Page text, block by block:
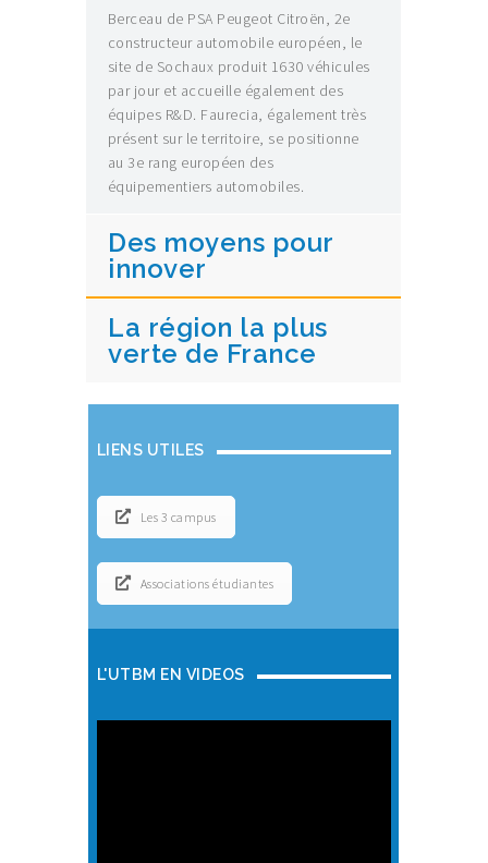
Berceau de PSA Peugeot Citroën, 2e
constructeur automobile européen, le
site de Sochaux produit 1630 véhicules
par jour et accueille également des
équipes R&D. Faurecia, également très
présent sur le territoire, se positionne
au 3e rang européen des
équipementiers automobiles.
Des moyens pour
innover
La région la plus
verte de France
LIENS UTILES
Les 3 campus
Associations étudiantes
L'UTBM EN VIDEOS